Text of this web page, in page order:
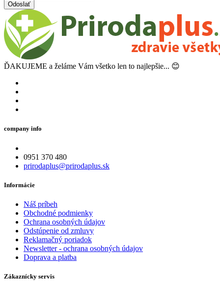
Odoslať
ĎAKUJEME a želáme Vám všetko len to najlepšie... 😊
company info
0951 370 480
prirodaplus@prirodaplus.sk
Informácie
Náš príbeh
Obchodné podmienky
Ochrana osobných údajov
Odstúpenie od zmluvy
Reklamačný poriadok
Newsletter - ochrana osobných údajov
Doprava a platba
Zákaznícky servis